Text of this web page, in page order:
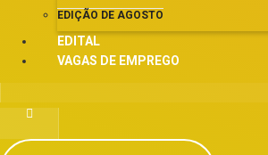
EDIÇÃO DE AGOSTO
EDITAL
VAGAS DE EMPREGO